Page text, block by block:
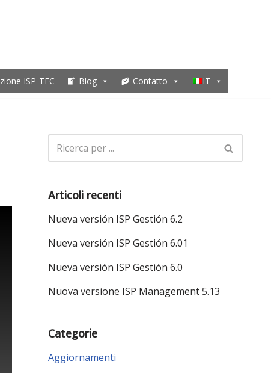
ISP-TEC Blog Contatto IT
Articoli recenti
Nueva versión ISP Gestión 6.2
Nueva versión ISP Gestión 6.01
Nueva versión ISP Gestión 6.0
Nuova versione ISP Management 5.13
Categorie
Aggiornamenti